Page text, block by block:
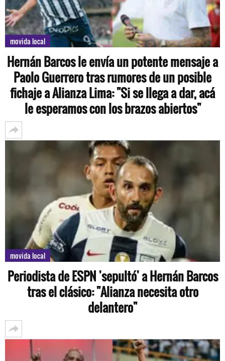
movida local
Hernán Barcos le envía un potente mensaje a
Paolo Guerrero tras rumores de un posible
fichaje a Alianza Lima: "Si se llega a dar, acá
le esperamos con los brazos abiertos"
movida local
Periodista de ESPN 'sepultó' a Hernán Barcos
tras el clásico: "Alianza necesita otro
delantero"